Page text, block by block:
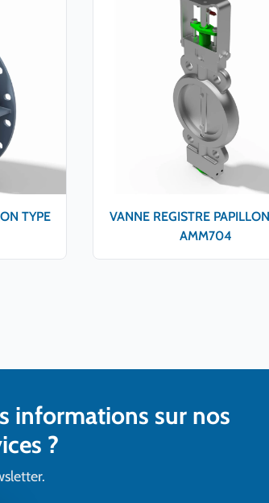
TYPE
VANNE REGISTRE
AMM704
informations sur nos
?